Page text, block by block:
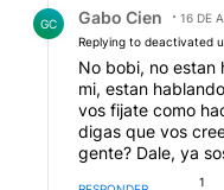
GC Gabo Cien
16 DE
Replying to deactivated
No bobi, no estan
mi, estan
vos fijate como
digas que vos
gente? Dale, ya
1